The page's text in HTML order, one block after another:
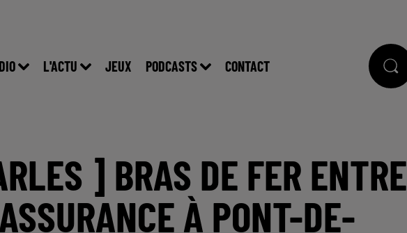
L'ACTU JEUX PODCASTS CONTACT
] BRAS DE FER ENTRE
À PONT-DE-